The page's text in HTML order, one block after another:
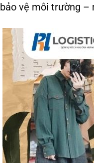
bảo vệ môi trường –